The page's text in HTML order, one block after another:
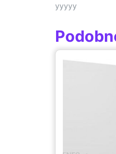
yyyyy